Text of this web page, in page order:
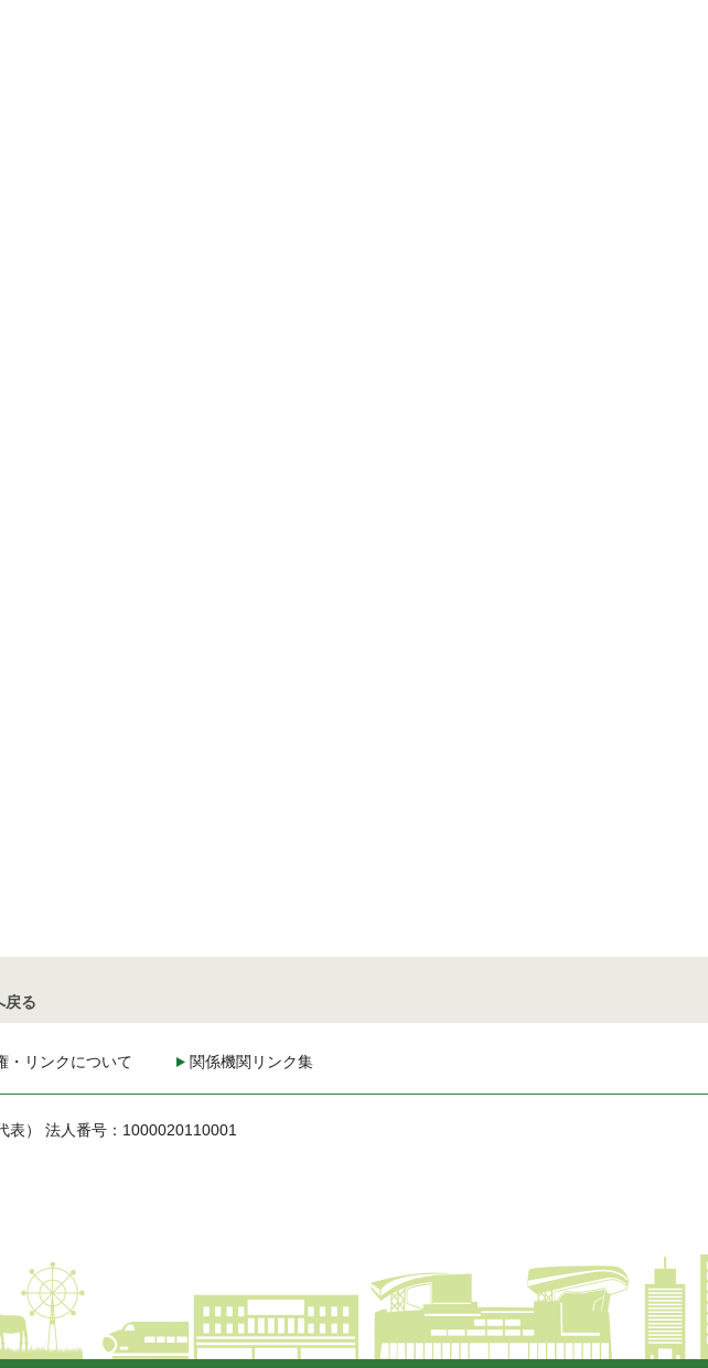
戻る
・リンクについて 関係機関リンク集
表） 法人番号：1000020110001